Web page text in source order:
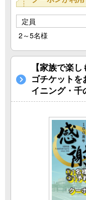
定員
2～5名様
【家族で楽
ゴチケット
イニング・